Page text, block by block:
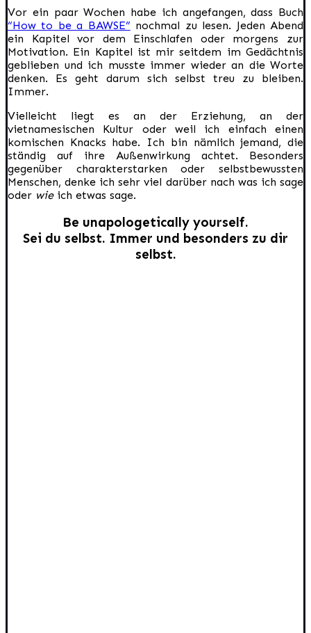
Vor ein paar Wochen habe ich angefangen, dass Buch
“How to be a BAWSE” nochmal zu lesen. Jeden Abend
ein Kapitel vor dem Einschlafen oder morgens zur
Motivation. Ein Kapitel ist mir seitdem im Gedächtnis
geblieben und ich musste immer wieder an die Worte
denken. Es geht darum sich selbst treu zu bleiben.
Immer.
Vielleicht liegt es an der Erziehung, an der
vietnamesischen Kultur oder weil ich einfach einen
komischen Knacks habe. Ich bin nämlich jemand, die
ständig auf ihre Außenwirkung achtet. Besonders
gegenüber charakterstarken oder selbstbewussten
Menschen, denke ich sehr viel darüber nach was ich sage
oder wieich etwas sage.
Be unapologetically yourself.
Sei du selbst. Immer und besonders zu dir
selbst.